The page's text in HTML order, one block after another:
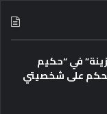
في “حكيم
على شخصيتي